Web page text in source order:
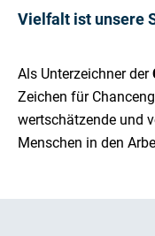
Vielfalt ist unsere
Als Unterzeichner der
Zeichen für
wertschätzende und
Menschen in den